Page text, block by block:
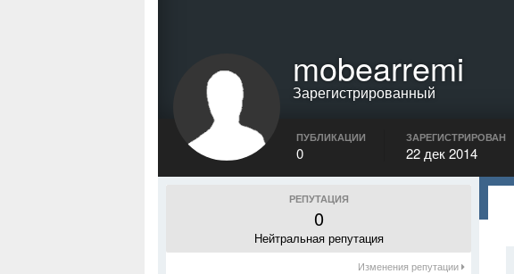
mobearremi
Зарегистрированный
ПУБЛИКАЦИИ
0
ЗАРЕГИСТРИРОВАН
22 дек 2014
РЕПУТАЦИЯ
0
Нейтральная репутация
Изменения репутации